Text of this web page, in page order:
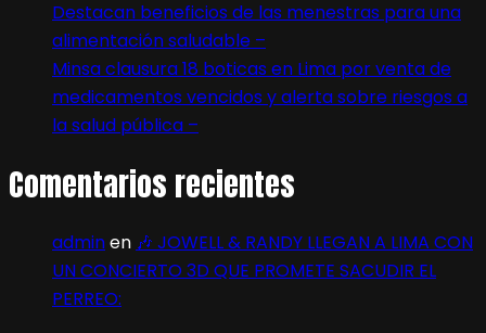
Destacan beneficios de las menestras para una
alimentación saludable –
Minsa clausura 18 boticas en Lima por venta de
medicamentos vencidos y alerta sobre riesgos a
la salud pública –
Comentarios recientes
adminen 🎶 JOWELL & RANDY LLEGAN A LIMA CON
UN CONCIERTO 3D QUE PROMETE SACUDIR EL
PERREO: